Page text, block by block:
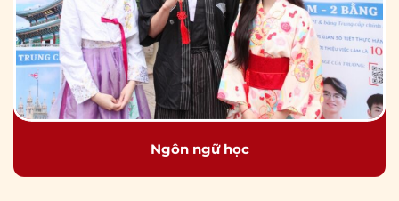
Ngôn ngữ học